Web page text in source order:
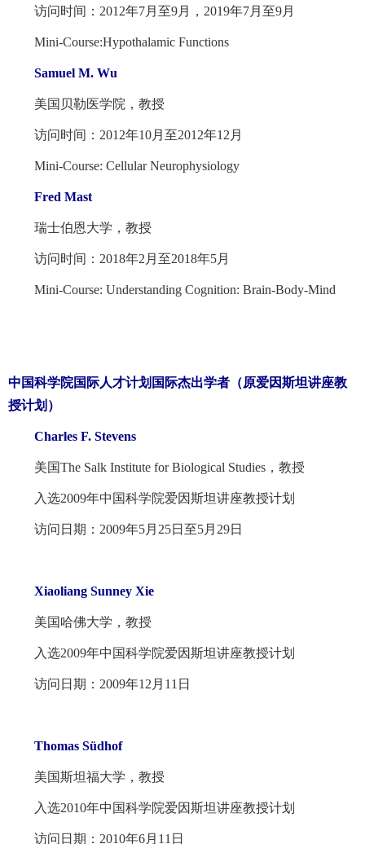
访问时间：2012年7月至9月，2019年7月至9月
Mini-Course:Hypothalamic Functions
Samuel M. Wu
美国贝勒医学院，教授
访问时间：2012年10月至2012年12月
Mini-Course: Cellular Neurophysiology
Fred Mast
瑞士伯恩大学，教授
访问时间：2018年2月至2018年5月
Mini-Course: Understanding Cognition: Brain-Body-Mind
中国科学院国际人才计划国际杰出学者（原爱因斯坦讲座教
授计划）
Charles F. Stevens
美国The Salk Institute for Biological Studies，教授
入选2009年中国科学院爱因斯坦讲座教授计划
访问日期：2009年5月25日至5月29日
Xiaoliang Sunney Xie
美国哈佛大学，教授
入选2009年中国科学院爱因斯坦讲座教授计划
访问日期：2009年12月11日
Thomas Südhof
美国斯坦福大学，教授
入选2010年中国科学院爱因斯坦讲座教授计划
访问日期：2010年6月11日